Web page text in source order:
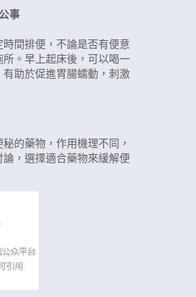
事
時間排便，不論是否有便意
所。早上起床後，可以喝一
有助於促進胃腸蠕動，刺激
的藥物，作用機理不同，
論，選擇適合藥物來緩解便